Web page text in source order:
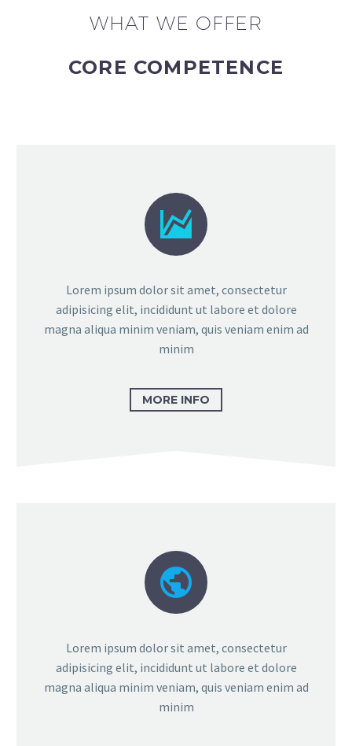
WHAT WE OFFER
CORE COMPETENCE


Lorem ipsum dolor sit amet, consectetur
adipisicing elit, incididunt ut labore et dolore
magna aliqua minim veniam, quis veniam enim ad
minim
MORE INFO


Lorem ipsum dolor sit amet, consectetur
adipisicing elit, incididunt ut labore et dolore
magna aliqua minim veniam, quis veniam enim ad
minim